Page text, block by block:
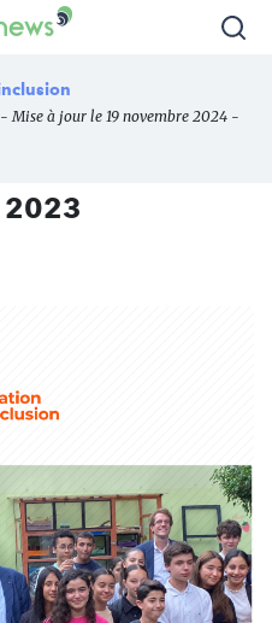
Mise à jour le 19 novembre 2024 -